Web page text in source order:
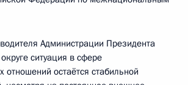
Администрации Президента
ситуация в сфере
остаётся стабильной